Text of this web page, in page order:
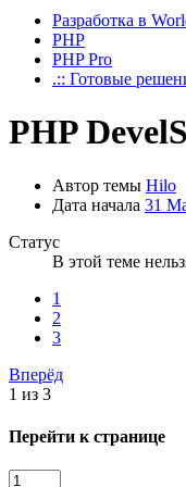
Разработка в
PHP
PHP Pro
.:: Готовые
PHP
Автор темы Hilo
Дата начала 31
Статус
В этой теме
1
2
3
Вперёд
1 из 3
Перейти к странице